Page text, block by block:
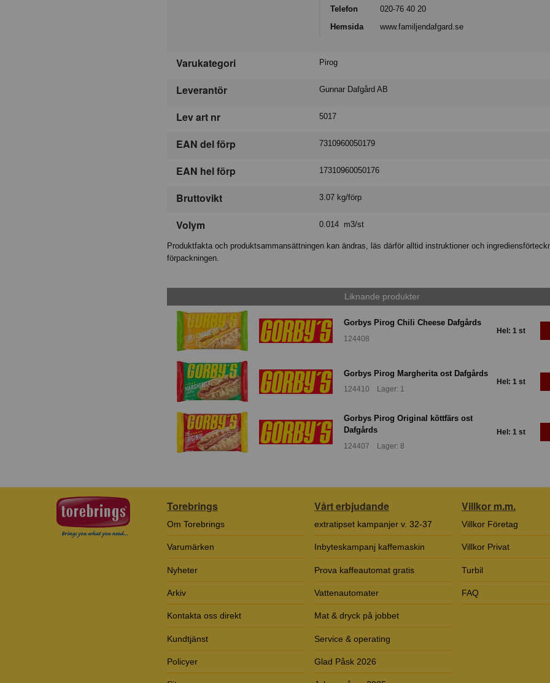
Telefon
020-76 40 20
Hemsida
www.familjendafgard.se
Varukategori Pirog
Leverantör Gunnar Dafgård AB
Lev art nr 5017
EAN del förp 7310960050179
EAN hel förp 17310960050176
Bruttovikt 3.07 kg/förp
Volym 0.014 m3/st
Produktfakta och produktsammansättningen kan ändras, läs därför alltid instruktioner och
förpackningen.
Liknande produkter
Gorbys Pirog Chili Cheese Dafgårds
124408
Hel: 1 st
Gorbys Pirog Margherita ost Dafgårds
124410 Lager: 1
Hel: 1 st
Gorbys Pirog Original köttfärs ost
Dafgårds
124407 Lager: 8
Hel: 1 st
Torebrings
Om Torebrings
Varumärken
Nyheter
Arkiv
Kontakta oss direkt
Kundtjänst
Policyer
Vårt erbjudande
extratipset kampanjer v. 32-37
Inbyteskampanj kaffemaskin
Prova kaffeautomat gratis
Vattenautomater
Mat & dryck på jobbet
Service & operating
Glad Påsk 2026
Villkor m.m.
Villkor Företag
Villkor Privat
Turbil
FAQ